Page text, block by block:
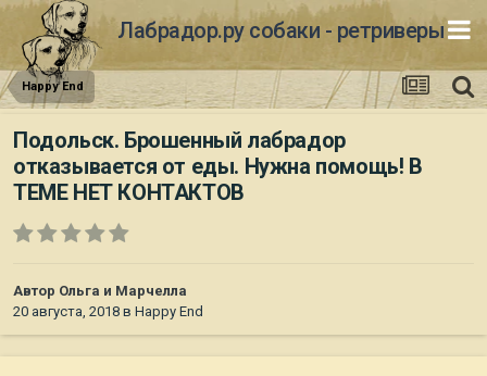
Лабрадор.ру собаки - ретриверы
Happy End
Подольск. Брошенный лабрадор
отказывается от еды. Нужна помощь! В
ТЕМЕ НЕТ КОНТАКТОВ
Автор Ольга и Марчелла
20 августа, 2018 в Happy End